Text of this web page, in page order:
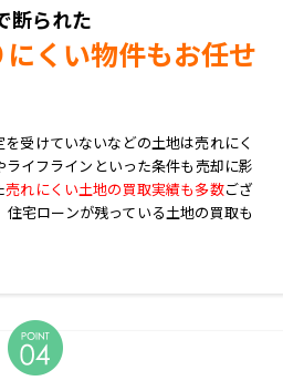
断られた
にくい物件もお任せ
受けていないなどの土地は売れにく
イフラインといった条件も売却に影
売れにくい土地の買取実績も多数ござ
宅ローンが残っている土地の買取も